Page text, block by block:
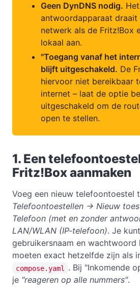
Geen DynDNS nodig. Het
antwoordapparaat
netwerk als de Fritz!Box
lokaal aan.
"Toegang vanaf het
blijft uitgeschakeld. De
hiervoor niet bereikbaar
internet – laat de optie
uitgeschakeld om de
open te stellen.
1. Een
Fritz!Box aanmaken
Voeg een nieuw telefoontoestel
Telefoontoestellen → Nieuw
Telefoon (met en zonder
LAN/WLAN (IP-telefoon). Je
gebruikersnaam en wachtwoord
moeten exact hetzelfde zijn als
compose.yaml
. Bij "Inkomende
je "reageren op alle nummers".